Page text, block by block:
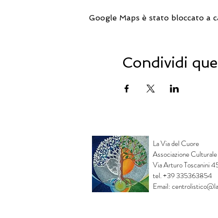
Google Maps è stato bloccato a
Condividi
La Via del Cuore
Associazione Culturale
Via Arturo Toscanini
tel. +39 335363854
Email: